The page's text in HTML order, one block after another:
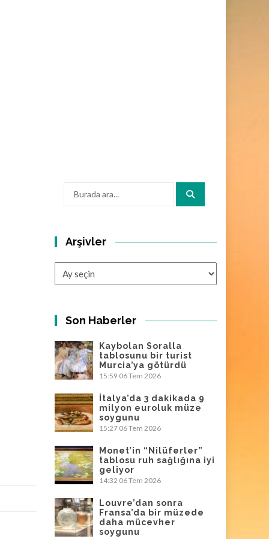
Arşivler
Son Haberler
Kaybolan Soralla
tablosunu bir turist
Murcia’ya götürdü
15:59 06 Tem 2026
İtalya’da 3 dakikada 9
milyon euroluk müze
soygunu
15:27 06 Tem 2026
Monet’in “Nilüferler”
tablosu ruh sağlığına iyi
geliyor
14:32 06 Tem 2026
Louvre’dan sonra
Fransa’da bir müzede
daha mücevher
soygunu